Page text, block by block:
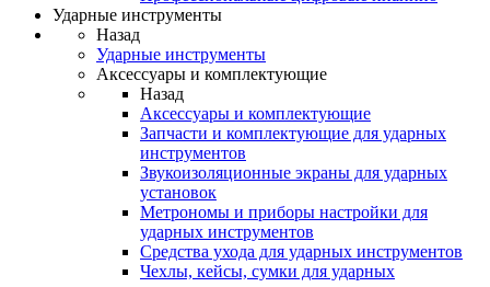
Ударные инструменты
Назад
Ударные инструменты
Аксессуары и комплектующие
Назад
Аксессуары и комплектующие
Запчасти и комплектующие для ударных
инструментов
Звукоизоляционные экраны для ударных
установок
Метрономы и приборы настройки для
ударных инструментов
Средства ухода для ударных инструментов
Чехлы, кейсы, сумки для ударных